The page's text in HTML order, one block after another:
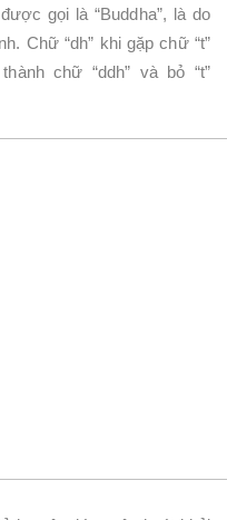
gọi là “Buddha”, là do
Chữ “dh” khi gặp chữ “t”
chữ “ddh” và bỏ “t”